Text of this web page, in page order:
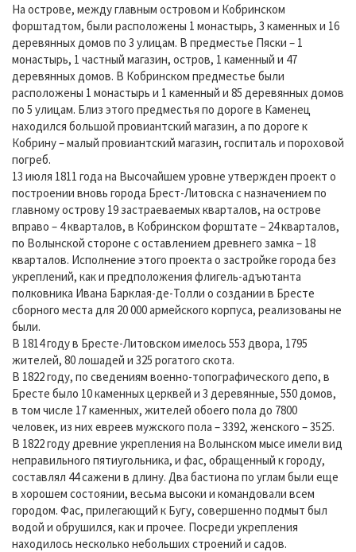
На острове, между главным островом и Кобринском
форштадтом, были расположены 1 монастырь, 3 каменных и 16
деревянных домов по 3 улицам. В предместье Пяски – 1
монастырь, 1 частный магазин, остров, 1 каменный и 47
деревянных домов. В Кобринском предместье были
расположены 1 монастырь и 1 каменный и 85 деревянных домов
по 5 улицам. Близ этого предместья по дороге в Каменец
находился большой провиантский магазин, а по дороге к
Кобрину – малый провиантский магазин, госпиталь и пороховой
погреб.
13 июля 1811 года на Высочайшем уровне утвержден проект о
построении вновь города Брест-Литовска с назначением по
главному острову 19 застраеваемых кварталов, на острове
вправо – 4 кварталов, в Кобринском форштате – 24 кварталов,
по Волынской стороне с оставлением древнего замка – 18
кварталов. Исполнение этого проекта о застройке города без
укреплений, как и предположения флигель-адъютанта
полковника Ивана Барклая-де-Толли о создании в Бресте
сборного места для 20 000 армейского корпуса, реализованы не
были.
В 1814 году в Бресте-Литовском имелось 553 двора, 1795
жителей, 80 лошадей и 325 рогатого скота.
В 1822 году, по сведениям военно-топографического депо, в
Бресте было 10 каменных церквей и 3 деревянные, 550 домов,
в том числе 17 каменных, жителей обоего пола до 7800
человек, из них евреев мужского пола – 3392, женского – 3525.
В 1822 году древние укрепления на Волынском мысе имели вид
неправильного пятиугольника, и фас, обращенный к городу,
составлял 44 сажени в длину. Два бастиона по углам были еще
в хорошем состоянии, весьма высоки и командовали всем
городом. Фас, прилегающий к Бугу, совершенно подмыт был
водой и обрушился, как и прочее. Посреди укрепления
находилось несколько небольших строений и садов.